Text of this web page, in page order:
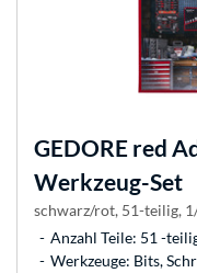
GEDORE red
Werkzeug-Set
schwarz/rot, 51-teilig,
Anzahl Teile: 51 -
Werkzeuge: Bits,